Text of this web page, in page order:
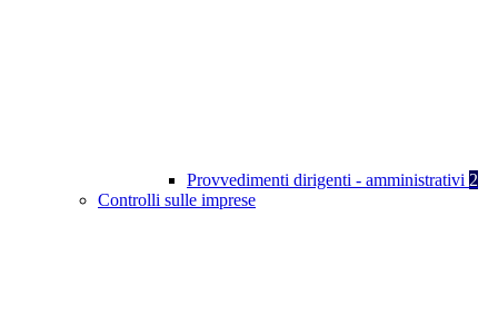
Provvedimenti dirigenti - amministrativi 2
Controlli sulle imprese